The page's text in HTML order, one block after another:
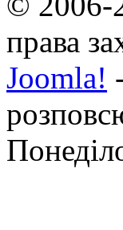
права
Joomla!